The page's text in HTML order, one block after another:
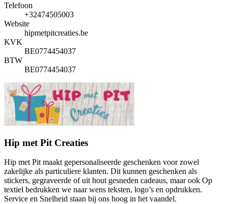
Telefoon
+32474505003
Website
hipmetpitcreaties.be
KVK
BE0774454037
BTW
BE0774454037
Hip met Pit Creaties
Hip met Pit maakt gepersonaliseerde geschenken voor zowel
zakelijke als particuliere klanten. Dit kunnen geschenken als
stickers, gegraveerde of uit hout gesneden cadeaus, maar ook Op
textiel bedrukken we naar wens teksten, logo’s en opdrukken.
Service en Snelheid staan bij ons hoog in het vaandel.